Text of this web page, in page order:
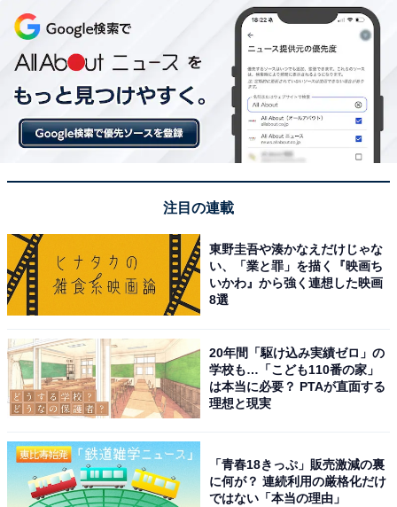
「皆生温泉 華水亭」は全室オーシャンビューの贅
皆生温泉 華水亭（画像：「皆生温泉 華水亭」公式Webサイトより）
注目の連載
東野圭吾や湊かなえだけじゃな
い、「業と罪」を描く『映画ち
いかわ』から強く連想した映画
8選
20年間「駆け込み実績ゼロ」の
学校も…「こども110番の家」
は本当に必要？ PTAが直面する
理想と現実
「青春18きっぷ」販売激減の裏
に何が？ 連続利用の厳格化だけ
ではない「本当の理由」